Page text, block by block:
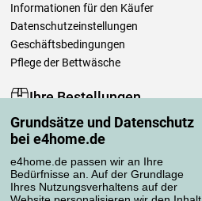
Grundsätze und Datenschutz
bei e4home.de
e4home.de passen wir an Ihre
Bedürfnisse an. Auf der Grundlage
Ihres Nutzungsverhaltens auf der
Informationen für den Käufer
Datenschutzeinstellungen
Geschäftsbedingungen
Pflege der Bettwäsche
Ihre Bestellungen
Mein Konto
Bestellübersicht
Reklamationen
Widerrufsbelehrung
Einfach mehr wissen